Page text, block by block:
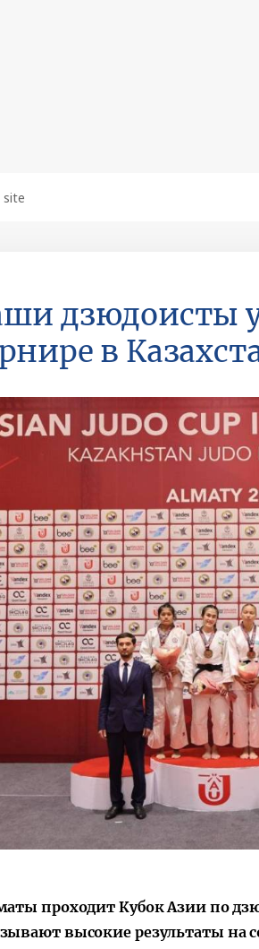
дзюдоисты
в
проходит Кубок Азии по
высокие результаты на